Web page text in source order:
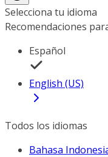
Selecciona tu idioma
Recomendaciones
Español
English (US)
Todos los idiomas
Bahasa